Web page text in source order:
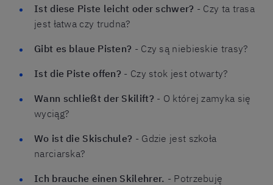
Ist diese Piste leicht oder schwer? - Czy ta trasa
jest łatwa czy trudna?
Gibt es blaue Pisten? - Czy są niebieskie trasy?
Ist die Piste offen? - Czy stok jest otwarty?
Wann schließt der Skilift? - O której zamyka się
wyciąg?
Wo ist die Skischule? - Gdzie jest szkoła
narciarska?
Ich brauche einen Skilehrer. - Potrzebuję